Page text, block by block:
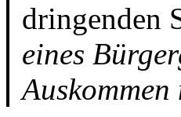
dringenden
eines